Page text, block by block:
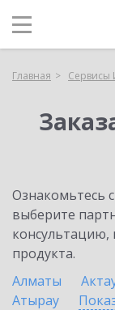
Главная Сервисы
Ознакомьтесь
выберите
консультацию,
продукта.
Алматы
Атырау